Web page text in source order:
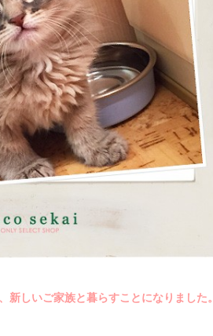
新しいご家族と暮らすことになりました。